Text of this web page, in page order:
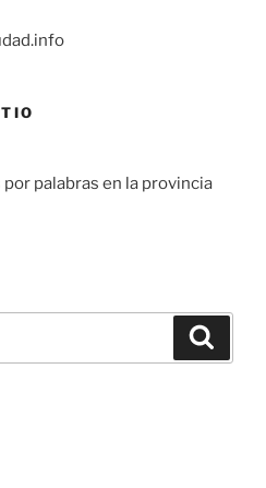
palabras en la provincia